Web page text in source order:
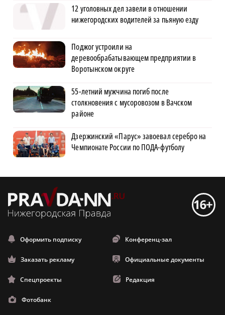
12 уголовных дел завели в отношении
нижегородских водителей за пьяную езду
Поджог устроили на
деревообрабатывающем предприятии в
Воротынском округе
55-летний мужчина погиб после
столкновения с мусоровозом в Вачском
районе
Дзержинский «Парус» завоевал серебро на
Чемпионате России по ПОДА-футболу
Оформить подписку Конференц-зал
Заказать рекламу Официальные документы
Спецпроекты Редакция
Фотобанк